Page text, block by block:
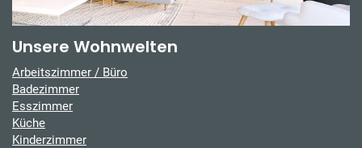
Unsere Wohnwelten
Arbeitszimmer / Büro
Badezimmer
Esszimmer
Küche
Kinderzimmer